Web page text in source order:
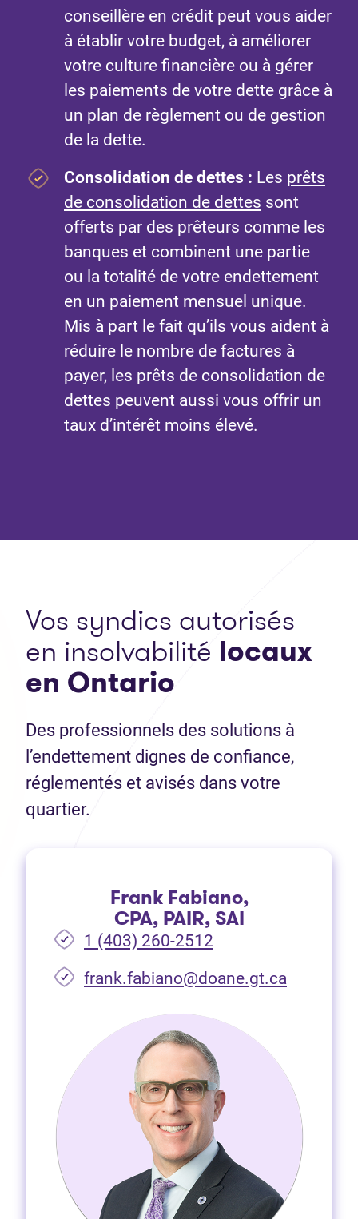
conseillère en crédit peut vous aider
à établir votre budget, à améliorer
votre culture financière ou à gérer
les paiements de votre dette grâce à
un plan de règlement ou de gestion
de la dette.
Consolidation de dettes : Les prêts
de consolidation de dettes sont
offerts par des prêteurs comme les
banques et combinent une partie
ou la totalité de votre endettement
en un paiement mensuel unique.
Mis à part le fait qu’ils vous aident à
réduire le nombre de factures à
payer, les prêts de consolidation de
dettes peuvent aussi vous offrir un
taux d’intérêt moins élevé.
Vos syndics autorisés
en insolvabilité locaux
en Ontario
Des professionnels des solutions à
l’endettement dignes de confiance,
réglementés et avisés dans votre
quartier.
Frank Fabiano,
CPA, PAIR, SAI
1 (403) 260-2512
frank.fabiano@doane.gt.ca